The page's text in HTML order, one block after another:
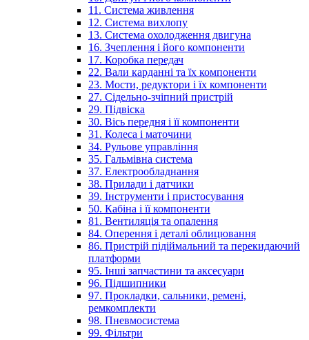
11. Система живлення
12. Система вихлопу
13. Система охолодження двигуна
16. Зчеплення і його компоненти
17. Коробка передач
22. Вали карданні та їх компоненти
23. Мости, редуктори і їх компоненти
27. Сідельно-зчіпний пристрій
29. Підвіска
30. Вісь передня і її компоненти
31. Колеса і маточини
34. Рульове управління
35. Гальмівна система
37. Електрообладнання
38. Прилади і датчики
39. Інструменти і пристосування
50. Кабіна і її компоненти
81. Вентиляція та опалення
84. Оперення і деталі облицювання
86. Пристрій підіймальний та перекидаючий
платформи
95. Інші запчастини та аксесуари
96. Підшипники
97. Прокладки, сальники, ремені,
ремкомплекти
98. Пневмосистема
99. Фільтри